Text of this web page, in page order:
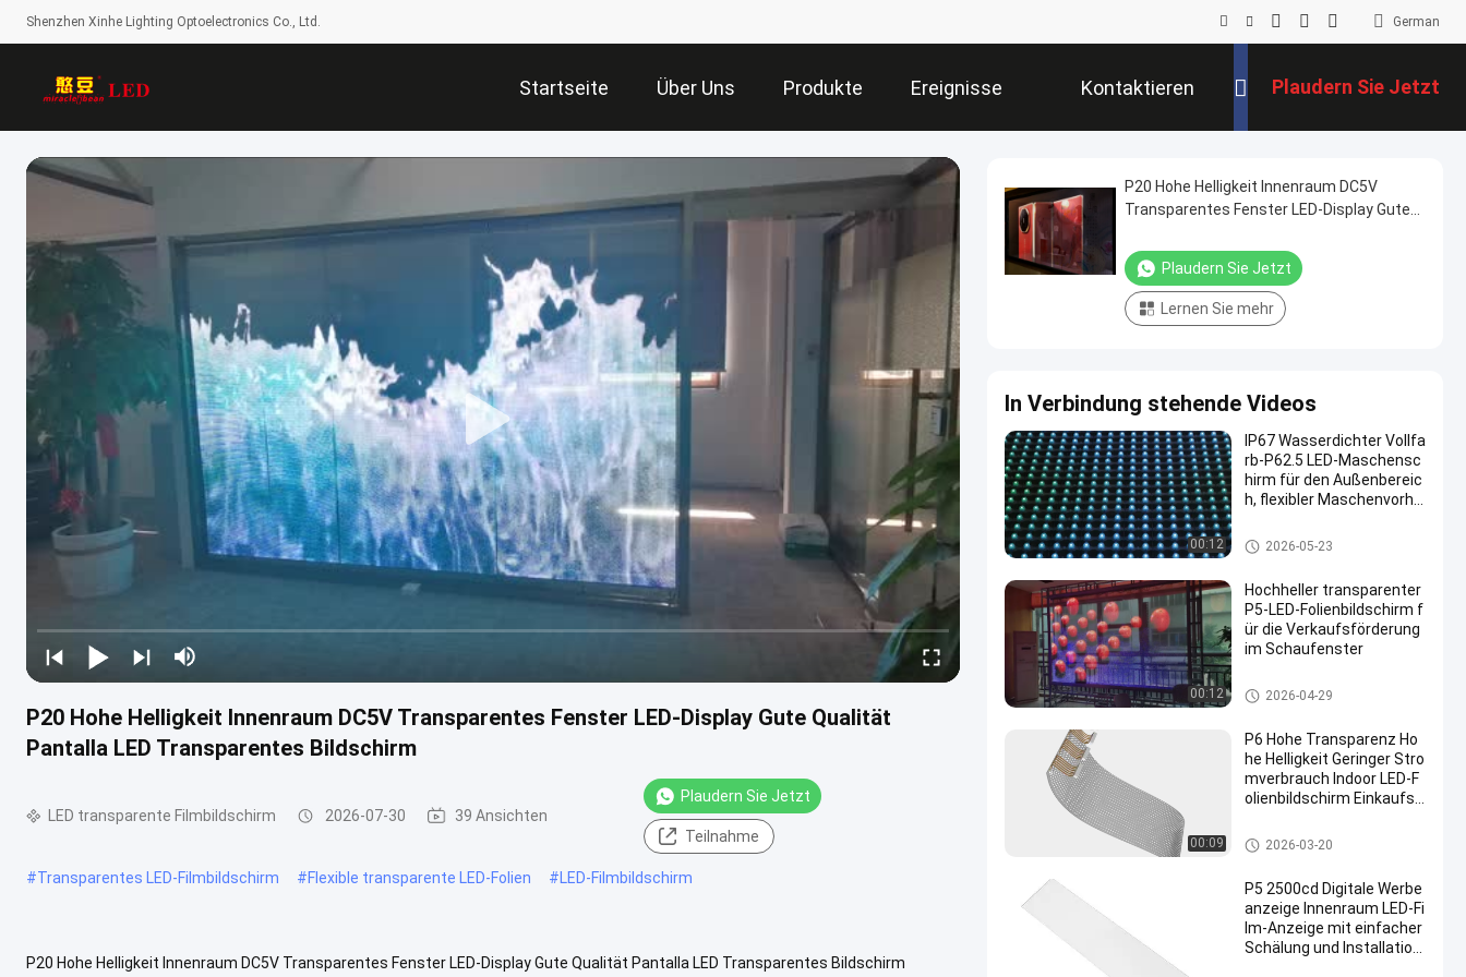
Shenzhen Xinhe Lighting Optoelectronics Co., Ltd. German
Startseite Über Uns Produkte Ereignisse Kontaktieren
Sie Uns
Plaudern Sie Jetzt
P20 Hohe Helligkeit Innenraum DC5V Transparentes Fenster LED-Display Gute Qualität
Pantalla LED Transparentes Bildschirm
LED transparente Filmbildschirm 2026-07-30 39 Ansichten
Plaudern Sie Jetzt
Teilnahme
#Transparentes LED-Filmbildschirm #Flexible transparente LED-Folien #LED-Filmbildschirm
P20 Hohe Helligkeit Innenraum DC5V Transparentes Fenster LED-Display Gute Qualität Pantalla LED Transparentes Bildschirm
P20 Hohe Helligkeit Innenraum DC5V
Transparentes Fenster LED-Display Gute
Bildschirm
Plaudern Sie Jetzt
Lernen Sie mehr
In Verbindung stehende Videos
00:12
IP67 Wasserdichter Vollfa
rb-P62.5 LED-Maschensc
hirm für den Außenbereic
h, flexibler Maschenvorha
LED -Netzbildschirm
2026-05-23
00:12
Hochheller transparenter
P5-LED-Folienbildschirm f
ür die Verkaufsförderung
im Schaufenster
LED transparente Filmbildschir
m
2026-04-29
00:09
P6 Hohe Transparenz Ho
he Helligkeit Geringer Stro
mverbrauch Indoor LED-F
olienbildschirm Einkaufsz
dschirm
LED transparente Filmbildschir
m
2026-03-20
P5 2500cd Digitale Werbe
anzeige Innenraum LED-Fi
lm-Anzeige mit einfacher
Schälung und Installation